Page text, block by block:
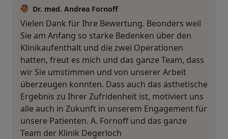
Dr. med. Andrea Fornoff
Vielen Dank für Ihre Bewertung. Beonders weil
Sie am Anfang so starke Bedenken über den
Klinikaufenthalt und die zwei Operationen
hatten, freut es mich und das ganze Team, dass
wir Sie umstimmen und von unserer Arbeit
überzeugen konnten. Dass auch das ästhetische
Ergebnis zu Ihrer Zufridenheit ist, motiviert uns
alle auch in Zukunft in unserem Engagement für
unsere Patienten. A. Fornoff und das ganze
Team der Klinik Degerloch